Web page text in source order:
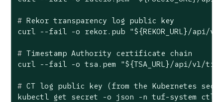
# Rekor transparency log public key
# Timestamp Authority certificate chain
# CT log public key (from the Kubernetes
kubectl get secret -o json -n tuf-system